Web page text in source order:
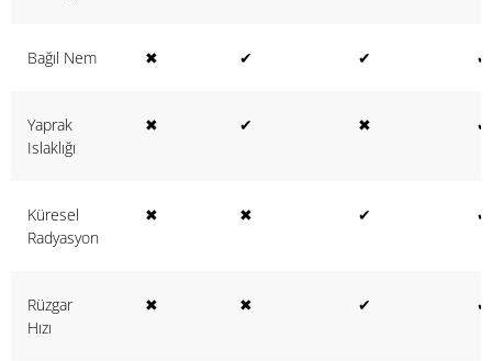
Bağıl Nem ✖ ✔ ✔ ✔
Yaprak
Islaklığı
✖ ✔ ✖ ✔
Küresel
Radyasyon
✖ ✖ ✔ ✔
Rüzgar
Hızı
✖ ✖ ✔ ✔